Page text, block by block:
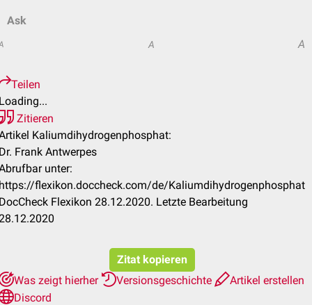
Ask
A A
Teilen
Zitieren
Kaliumdihydrogenphosphat:
Frank Antwerpes
unter:
flexikon.doccheck.com/de/Kaliumdihydrogenphosphat
Flexikon 28.12.2020. Letzte Bearbeitung
Zitat kopieren
Was zeigt hierher
Versionsgeschichte
Artikel erstellen
Discord